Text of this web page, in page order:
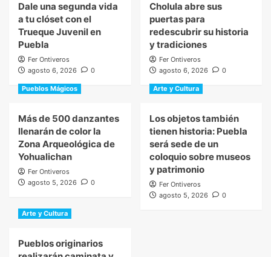
Dale una segunda vida
a tu clóset con el
Trueque Juvenil en
Puebla
Fer Ontiveros
agosto 6, 2026
0
Cholula abre sus
puertas para
redescubrir su historia
y tradiciones
Fer Ontiveros
agosto 6, 2026
0
Pueblos Mágicos
Más de 500 danzantes
llenarán de color la
Zona Arqueológica de
Yohualichan
Fer Ontiveros
agosto 5, 2026
0
Arte y Cultura
Los objetos también
tienen historia: Puebla
será sede de un
coloquio sobre museos
y patrimonio
Fer Ontiveros
agosto 5, 2026
0
Arte y Cultura
Pueblos originarios